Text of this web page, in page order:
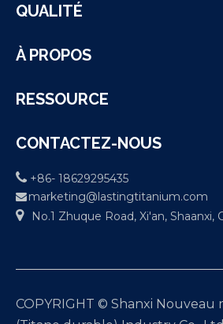
QUALITÉ
À PROPOS
RESSOURCE
CONTACTEZ-NOUS
 +86- 18629295435
 marketing@lastingtitanium.com

No.1 Zhuque Road, Xi'an, Shaanxi,
COPYRIGHT © Shanxi